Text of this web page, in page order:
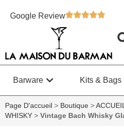
Google Review
Barware Kits & Bags
Page D'accueil > Boutique >
WHISKY > Vintage Bach Whisky